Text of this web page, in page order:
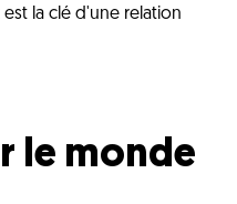
la clé d'une relation
le monde